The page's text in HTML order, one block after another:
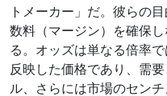
トメーカー」だ。彼らの
数料（マージン）を確保
る。オッズは単なる倍率
反映した価格であり、需
ル、さらには市場のセン